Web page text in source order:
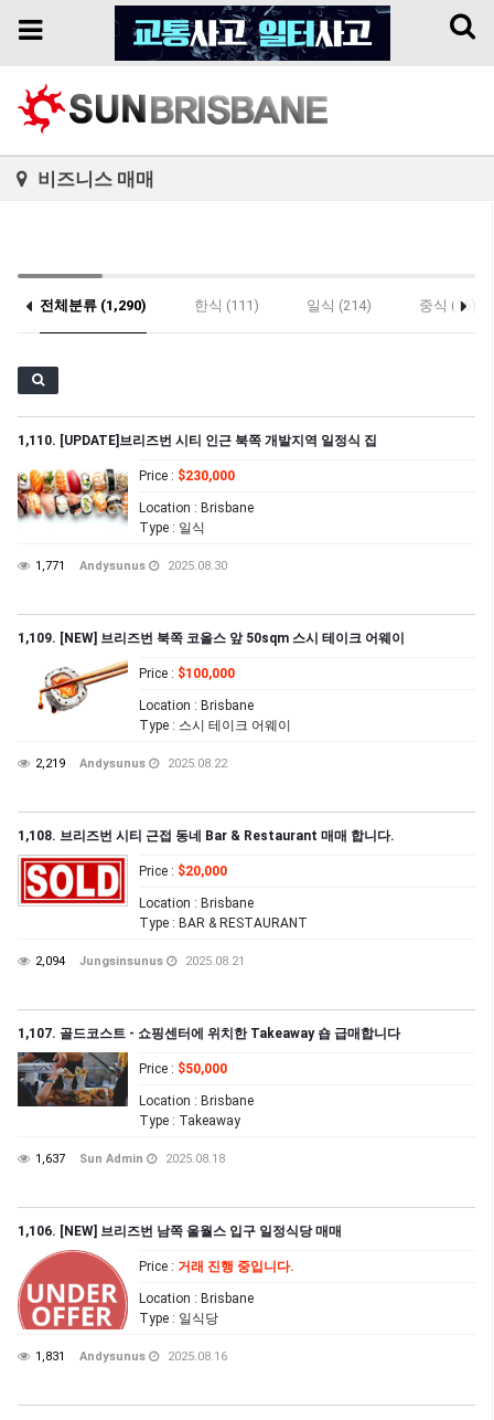
Toggle
Toggle
비즈니스 매매
전체분류 (1,290) 한식 (111) 일식 (214) 중식 (16)
1,110. [UPDATE]브리즈번 시티 인근 북쪽 개발지역 일정식 집
Price : $230,000
Location : Brisbane
Type : 일식
1,771 Andysunus 2025.08.30
1,109. [NEW] 브리즈번 북쪽 코올스 앞 50sqm 스시 테이크 어웨이
Price : $100,000
Location : Brisbane
Type : 스시 테이크 어웨이
2,219 Andysunus 2025.08.22
1,108. 브리즈번 시티 근접 동네 Bar & Restaurant 매매 합니다.
Price : $20,000
Location : Brisbane
Type : BAR & RESTAURANT
2,094 Jungsinsunus 2025.08.21
1,107. 골드코스트 - 쇼핑센터에 위치한 Takeaway 숍 급매합니다
Price : $50,000
Location : Brisbane
Type : Takeaway
1,637 Sun Admin 2025.08.18
1,106. [NEW] 브리즈번 남쪽 울월스 입구 일정식당 매매
Price : 거래 진행 중입니다.
Location : Brisbane
Type : 일식당
1,831 Andysunus 2025.08.16